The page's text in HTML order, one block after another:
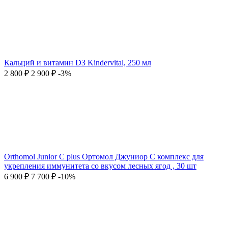
Кальций и витамин D3 Kindervital, 250 мл
2 800 ₽ 2 900 ₽ -3%
Orthomol Junior C plus Ортомол Джуниор С комплекс для
укрепления иммунитета со вкусом лесных ягод , 30 шт
6 900 ₽ 7 700 ₽ -10%